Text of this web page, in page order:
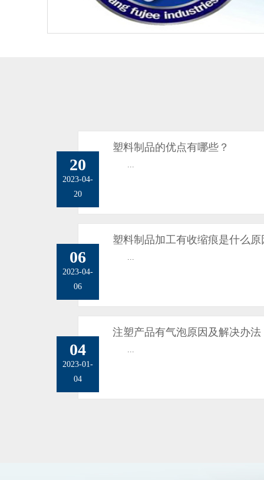
20
2023-04-
20
塑料制品的优点有哪些？
06
2023-04-
06
塑料制品加工有收缩痕是什么原
04
2023-01-
04
注塑产品有气泡原因及解决办法